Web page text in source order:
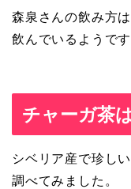
森泉さんの飲み方
飲んでいるようです
チャーガ茶
シベリア産で珍し
調べてみました。